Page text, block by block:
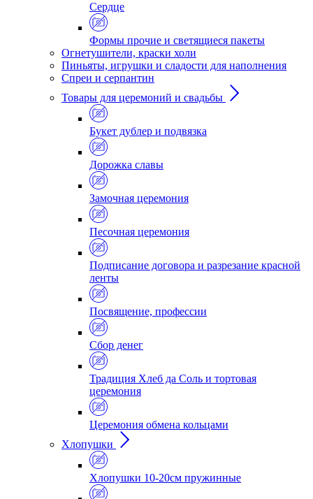
Сердце
Формы прочие и светящиеся пакеты
Огнетушители, краски холи
Пиньяты, игрушки и сладости для наполнения
Спреи и серпантин
Товары для церемоний и свадьбы
Букет дублер и подвязка
Дорожка славы
Замочная церемония
Песочная церемония
Подписание договора и разрезание красной
ленты
Посвящение, профессии
Сбор денег
Традиция Хлеб да Соль и тортовая
церемония
Церемония обмена кольцами
Хлопушки
Хлопушки 10-20см пружинные